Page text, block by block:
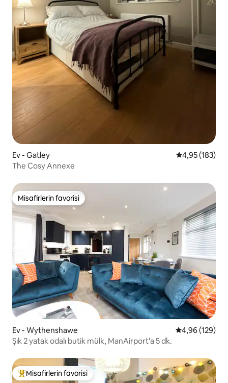
Ev - Gatley 5 üzerinden
4,95 (183)
The Cosy Annexe
Misafirlerin favorisi
Misafirlerin favorisi
Ev - Wythenshawe 5 üzerinden
4,96 (129)
Şık 2 yatak odalı butik mülk, ManAirport'a 5 dk.
Misafirlerin favorilerinden en beğenilenler arasında
Misafirlerin favorisi